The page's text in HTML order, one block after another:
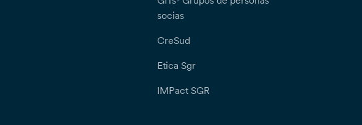
socias
CreSud
Etica Sgr
IMPact SGR